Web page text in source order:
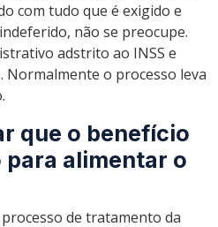
com tudo que é exigido e
não se preocupe.
adstrito ao INSS e
o processo leva
que o benefício
para alimentar o
de tratamento da